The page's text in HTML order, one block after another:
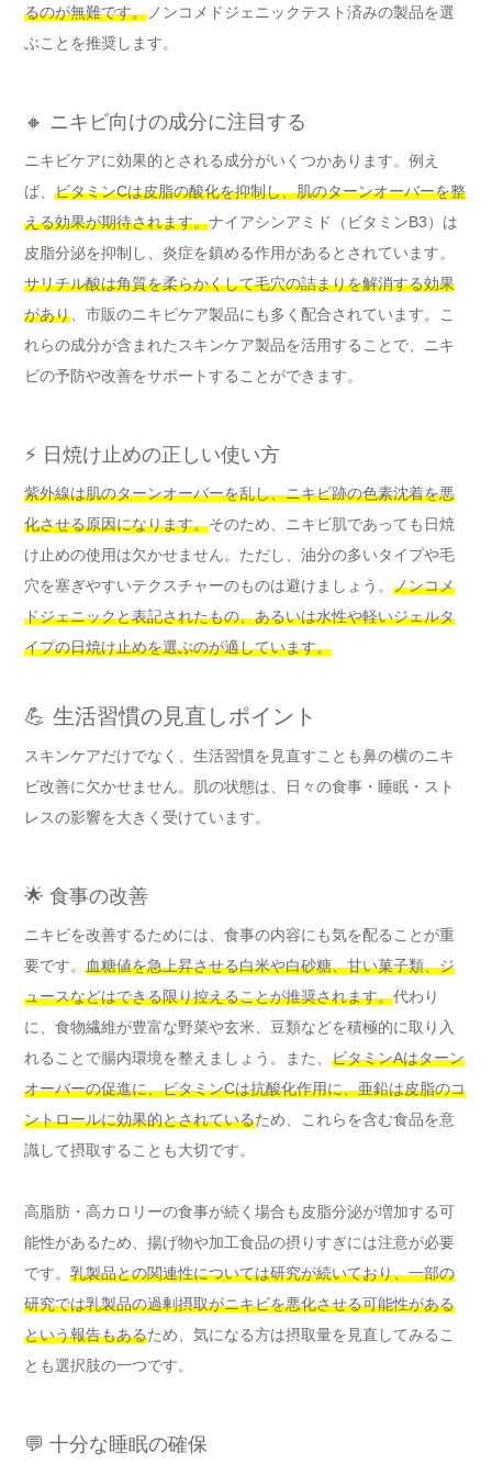
るのが無難です。 ノンコメドジェニックテスト済みの製品を選
ぶことを推奨します。
🔸 ニキビ向けの成分に注目する
ニキビケアに効果的とされる成分がいくつかあります。例え
ば、 ビタミンCは皮脂の酸化を抑制し、肌のターンオーバーを整
える効果が期待されます。ナイアシンアミド（ビタミンB3）は
皮脂分泌を抑制し、炎症を鎮める作用があるとされています。
サリチル酸は角質を柔らかくして毛穴の詰まりを解消する効果
があり 、市販のニキビケア製品にも多く配合されています。こ
れらの成分が含まれたスキンケア製品を活用することで、ニキ
ビの予防や改善をサポートすることができます。
⚡ 日焼け止めの正しい使い方
紫外線は肌のターンオーバーを乱し、ニキビ跡の色素沈着を悪
化させる原因になります。そのため、ニキビ肌であっても日焼
け止めの使用は欠かせません。ただし、油分の多いタイプや毛
穴を塞ぎやすいテクスチャーのものは避けましょう。 ノンコメ
ドジェニックと表記されたもの、あるいは水性や軽いジェルタ
イプの日焼け止めを選ぶのが適しています。
💪 生活習慣の見直しポイント
スキンケアだけでなく、生活習慣を見直すことも鼻の横のニキ
ビ改善に欠かせません。肌の状態は、日々の食事・睡眠・スト
レスの影響を大きく受けています。
🌟 食事の改善
ニキビを改善するためには、食事の内容にも気を配ることが重
要です。 血糖値を急上昇させる白米や白砂糖、甘い菓子類、ジ
ュースなどはできる限り控えることが推奨されます。代わり
に、食物繊維が豊富な野菜や玄米、豆類などを積極的に取り入
れることで腸内環境を整えましょう。また、 ビタミンAはターン
オーバーの促進に、ビタミンCは抗酸化作用に、亜鉛は皮脂のコ
ントロールに効果的とされているため、これらを含む食品を意
識して摂取することも大切です。
高脂肪・高カロリーの食事が続く場合も皮脂分泌が増加する可
能性があるため、揚げ物や加工食品の摂りすぎには注意が必要
です。 乳製品との関連性については研究が続いており、一部の
研究では乳製品の過剰摂取がニキビを悪化させる可能性がある
という報告もあるため、気になる方は摂取量を見直してみるこ
とも選択肢の一つです。
💬 十分な睡眠の確保